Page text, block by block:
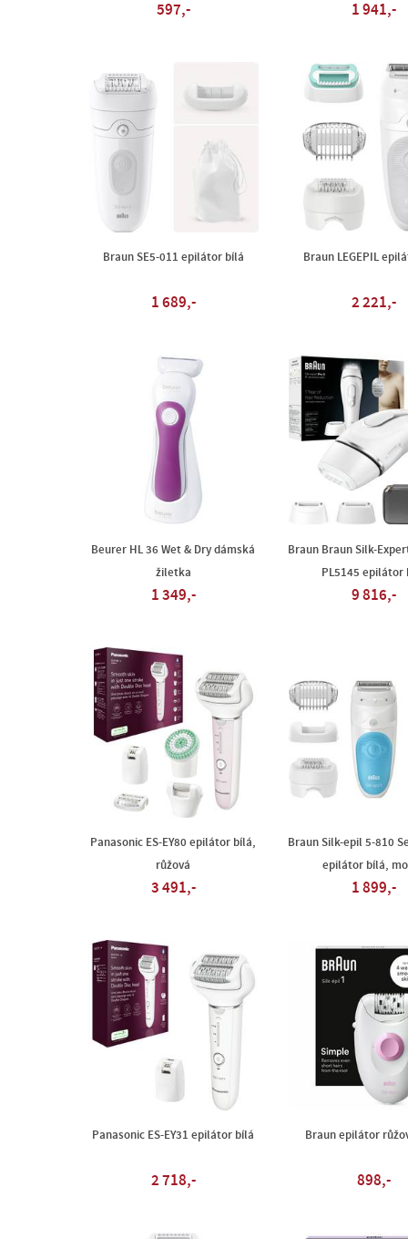
597,- 1 941,-
Braun SE5-011 epilátor bílá
1 689,-
Braun LEGEPIL
2 221,-
Beurer HL 36 Wet & Dry dámská
žiletka
1 349,-
Braun Braun Silk-
PL5145 epilátor
9 816,-
Panasonic ES-EY80 epilátor bílá,
růžová
3 491,-
Braun Silk-epil 5-810
epilátor bílá,
1 899,-
Panasonic ES-EY31 epilátor bílá
2 718,-
Braun epilátor
898,-